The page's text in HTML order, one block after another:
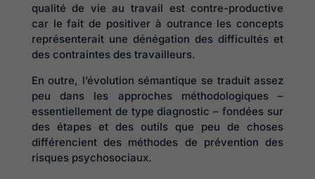
qualité de vie au travail est contre-productive
car le fait de positiver à outrance les concepts
représenterait une dénégation des difficultés et
des contraintes des travailleurs.
En outre, l’évolution sémantique se traduit assez
peu dans les approches méthodologiques –
essentiellement de type diagnostic – fondées sur
des étapes et des outils que peu de choses
différencient des méthodes de prévention des
risques psychosociaux.